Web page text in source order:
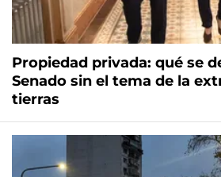
Propiedad privada: qué se
Senado sin el tema de la
tierras